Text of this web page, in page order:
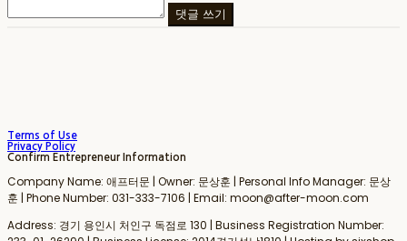
댓글 쓰기
Terms of Use
Privacy Policy
Confirm Entrepreneur Information
Company Name: 애프터문 | Owner: 문상훈 | Personal Info Manager: 문상
훈 | Phone Number: 031-333-7106 | Email: moon@after-moon.com
Address: 경기 용인시 처인구 독점로 130 | Business Registration Number: